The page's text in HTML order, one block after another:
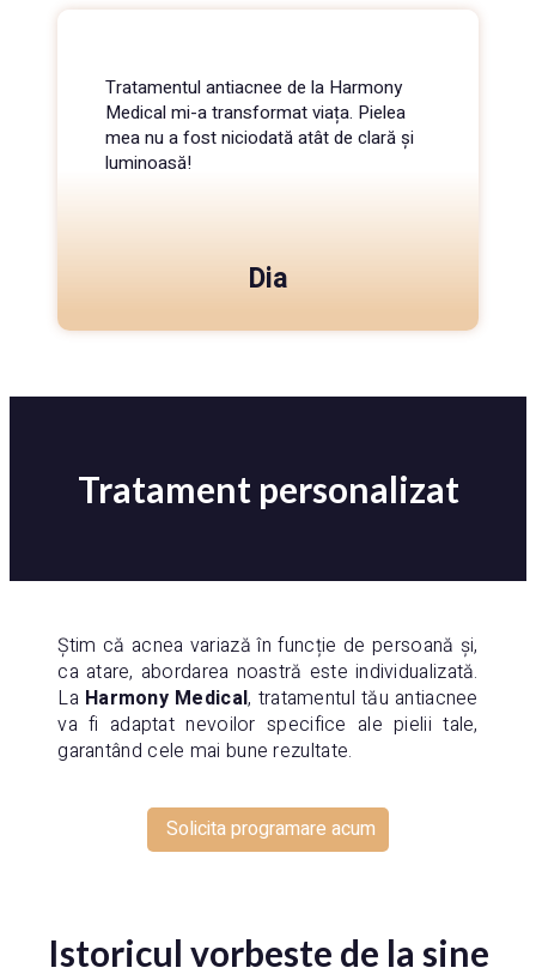
Tratamentul antiacnee de la Harmony
Medical mi-a transformat viața. Pielea
mea nu a fost niciodată atât de clară și
luminoasă!
Dia
Tratament personalizat
Știm că acnea variază în funcție de persoană și,
ca atare, abordarea noastră este individualizată.
La Harmony Medical, tratamentul tău antiacnee
va fi adaptat nevoilor specifice ale pielii tale,
garantând cele mai bune rezultate.
Solicita programare acum
Istoricul vorbeste de la sine